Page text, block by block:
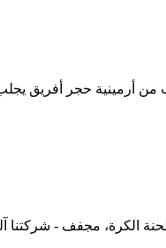
الكرة، مجفف -